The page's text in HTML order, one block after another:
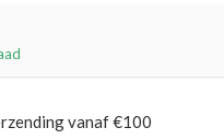
vanaf €100